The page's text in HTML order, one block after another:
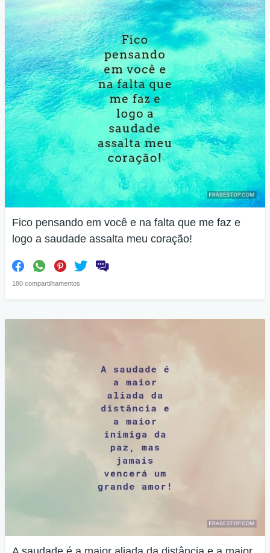
Fico pensando em você e na falta que me faz e
logo a saudade assalta meu coração!
180 compartilhamentos